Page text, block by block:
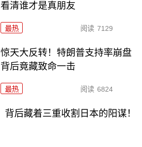
看清谁才是真朋友
最热 阅读 7129
惊天大反转！特朗普支持率崩盘
背后竟藏致命一击
最热 阅读 6824
后藏着三重收割日本的阳谋！